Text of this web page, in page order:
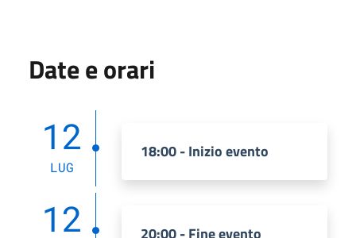
Date e orari
12
LUG
18:00 - Inizio evento
12 20:00 - Fine evento